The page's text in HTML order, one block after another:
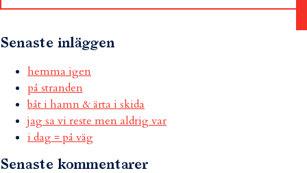
Senaste inläggen
hemma igen
på stranden
båt i hamn & ärta i skida
jag sa vi reste men aldrig var
i dag = på väg
Senaste kommentarer